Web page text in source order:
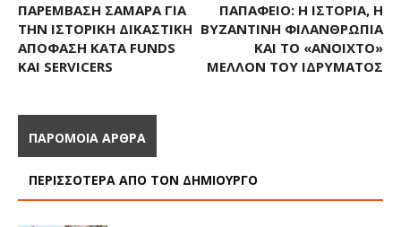
ΠΑΡΈΜΒΑΣΗ ΣΑΜΑΡΆ ΓΙΑ
ΤΗΝ ΙΣΤΟΡΙΚΉ ΔΙΚΑΣΤΙΚΉ
ΑΠΌΦΑΣΗ ΚΑΤΆ FUNDS
ΚΑΙ SERVICERS
ΠΑΠΆΦΕΙΟ: Η ΙΣΤΟΡΊΑ, Η
ΒΥΖΑΝΤΙΝΉ ΦΙΛΑΝΘΡΩΠΊΑ
ΚΑΙ ΤΟ «ΑΝΟΙΧΤΌ»
ΜΈΛΛΟΝ ΤΟΥ ΙΔΡΎΜΑΤΟΣ
ΠΑΡΟΜΟΙΑ ΑΡΘΡΑ
ΠΕΡΙΣΣΟΤΕΡΑ ΑΠΟ ΤΟΝ ΔΗΜΙΟΥΡΓΟ